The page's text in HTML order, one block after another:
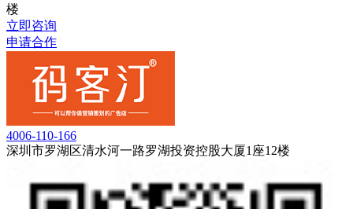
楼
立即咨询
申请合作
4006-110-166
深圳市罗湖区清水河一路罗湖投资控股大厦1座12楼